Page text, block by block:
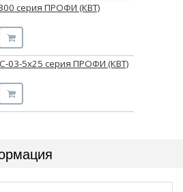
серия ПРОФИ (КВТ)
03-5х25 серия ПРОФИ (КВТ)